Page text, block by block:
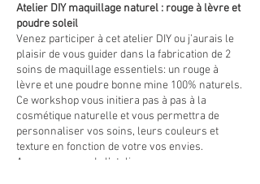
Atelier DIY maquillage naturel : rouge à lèvre et
poudre soleil
Venez participer à cet atelier DIY ou j’aurais le
plaisir de vous guider dans la fabrication de 2
soins de maquillage essentiels: un rouge à
lèvre et une poudre bonne mine 100% naturels.
Ce workshop vous initiera pas à pas à la
cosmétique naturelle et vous permettra de
personnaliser vos soins, leurs couleurs et
texture en fonction de votre vos envies.
Au programme de l’atelier :